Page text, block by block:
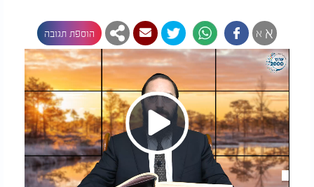
א א הוספת תגובה
Play